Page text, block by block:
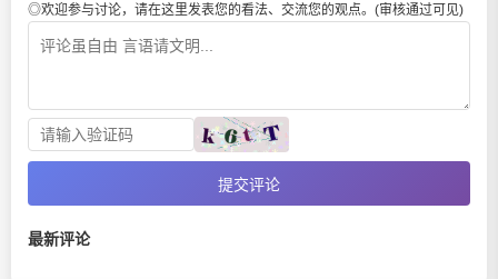
◎欢迎参与讨论，请在这里发表您的看法、交流您的观点。(审核通过可见)
提交评论
最新评论